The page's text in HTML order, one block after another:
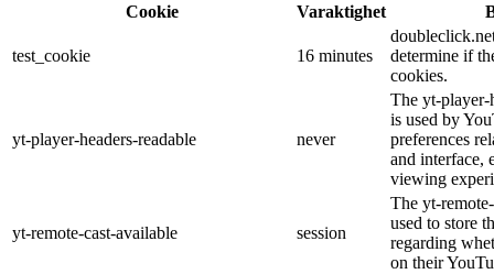
Cookie
Varaktighet
test_cookie 16 minutes
determine if
cookies.
yt-player-headers-readable never
The yt-player-
is used by
preferences
and interface,
viewing
yt-remote-cast-available session
The yt-
used to store
regarding
on their